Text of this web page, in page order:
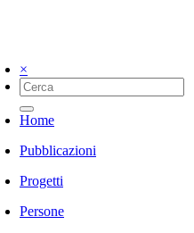
×
Home
Pubblicazioni
Progetti
Persone